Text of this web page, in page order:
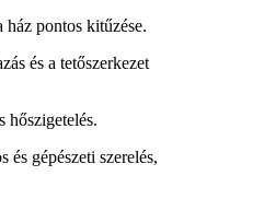
ház pontos kitűzése.
és a tetőszerkezet
hőszigetelés.
és gépészeti szerelés,